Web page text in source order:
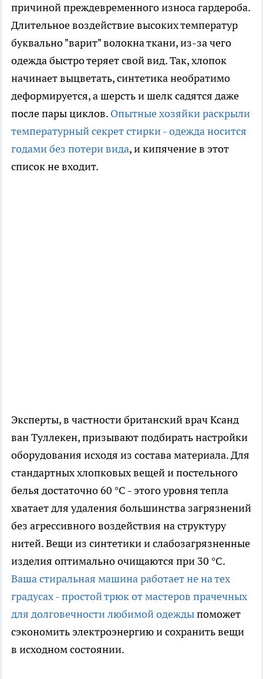
причиной преждевременного износа гардероба.
Длительное воздействие высоких температур
буквально "варит" волокна ткани, из-за чего
одежда быстро теряет свой вид. Так, хлопок
начинает выцветать, синтетика необратимо
деформируется, а шерсть и шелк садятся даже
после пары циклов. Опытные хозяйки раскрыли
температурный секрет стирки - одежда носится
годами без потери вида, и кипячение в этот
список не входит.
Эксперты, в частности британский врач Ксанд
ван Туллекен, призывают подбирать настройки
оборудования исходя из состава материала. Для
стандартных хлопковых вещей и постельного
белья достаточно 60 °C - этого уровня тепла
хватает для удаления большинства загрязнений
без агрессивного воздействия на структуру
нитей. Вещи из синтетики и слабозагрязненные
изделия оптимально очищаются при 30 °C.
Ваша стиральная машина работает не на тех
градусах - простой трюк от мастеров прачечных
для долговечности любимой одеждыпоможет
сэкономить электроэнергию и сохранить вещи
в исходном состоянии.